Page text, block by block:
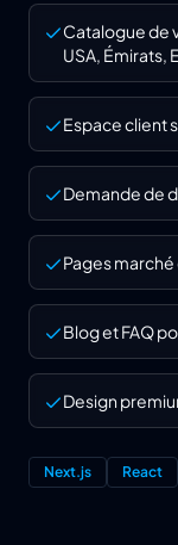
Catalogue de
USA, Émirats,
Espace client
Demande de
Pages
Blog et FAQ
Design
Next.js React